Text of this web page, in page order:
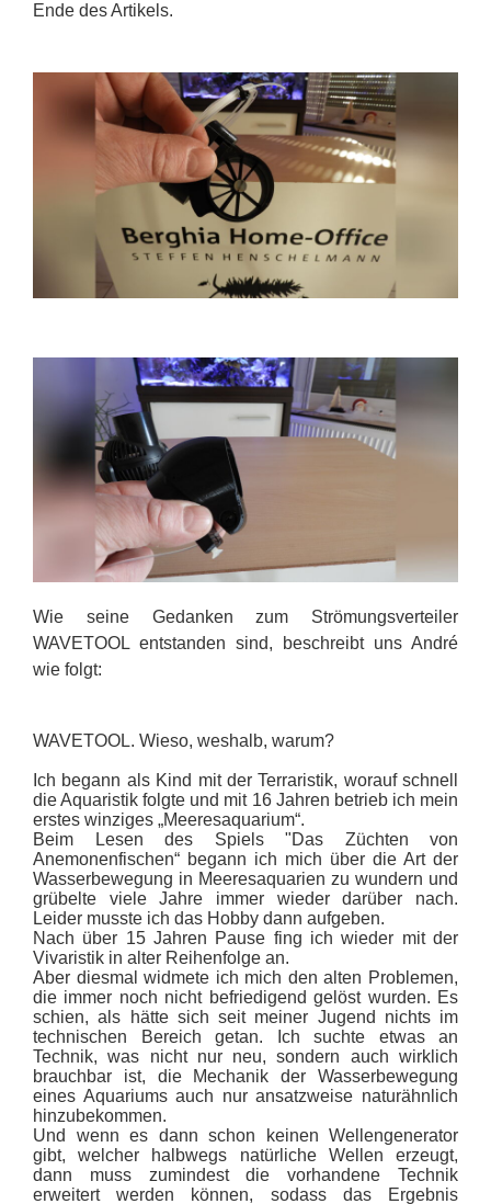
Ende des Artikels.
Wie seine Gedanken zum Strömungsverteiler
WAVETOOL entstanden sind, beschreibt uns André
wie folgt:
WAVETOOL. Wieso, weshalb, warum?
Ich begann als Kind mit der Terraristik, worauf schnell
die Aquaristik folgte und mit 16 Jahren betrieb ich mein
erstes winziges „Meeresaquarium“.
Beim Lesen des Spiels "Das Züchten von
Anemonenfischen“ begann ich mich über die Art der
Wasserbewegung in Meeresaquarien zu wundern und
grübelte viele Jahre immer wieder darüber nach.
Leider musste ich das Hobby dann aufgeben.
Nach über 15 Jahren Pause fing ich wieder mit der
Vivaristik in alter Reihenfolge an.
Aber diesmal widmete ich mich den alten Problemen,
die immer noch nicht befriedigend gelöst wurden. Es
schien, als hätte sich seit meiner Jugend nichts im
technischen Bereich getan. Ich suchte etwas an
Technik, was nicht nur neu, sondern auch wirklich
brauchbar ist, die Mechanik der Wasserbewegung
eines Aquariums auch nur ansatzweise naturähnlich
hinzubekommen.
Und wenn es dann schon keinen Wellengenerator
gibt, welcher halbwegs natürliche Wellen erzeugt,
dann muss zumindest die vorhandene Technik
erweitert werden können, sodass das Ergebnis